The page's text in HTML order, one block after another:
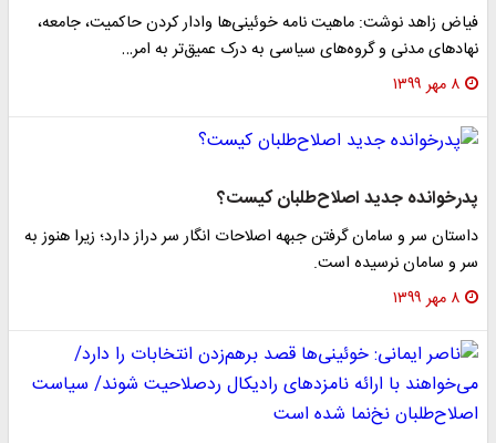
فیاض زاهد نوشت: ماهیت نامه خوئینی‌ها وادار کردن حاکمیت، جامعه،
نهاد‌های مدنی و گروه‌های سیاسی به درک عمیق‌تر به امر…
۸ مهر ۱۳۹۹
پدرخوانده جدید اصلاح‌طلبان کیست؟
داستان سر و سامان گرفتن جبهه اصلاحات انگار سر دراز دارد؛ زیرا هنوز به
سر و سامان نرسیده است.
۸ مهر ۱۳۹۹